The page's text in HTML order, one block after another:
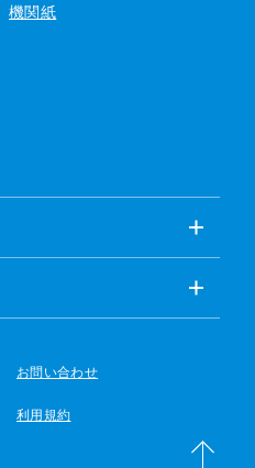
機関紙
お問い合わせ
利用規約